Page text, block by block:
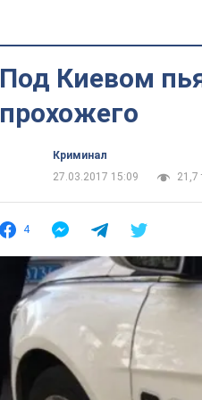
Под Киевом
прохожего
Криминал
27.03.2017 15:09
21,7
4